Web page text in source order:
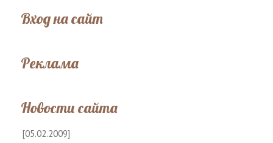
Вход на сайт
Реклама
Новости сайта
[05.02.2009]